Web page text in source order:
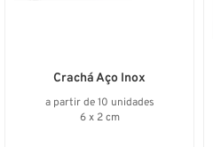
a partir de 10 unidades
6 x 2 cm
Crachá Aço Inox